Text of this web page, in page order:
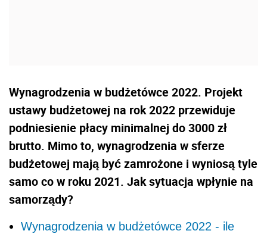
Wynagrodzenia w budżetówce 2022. Projekt
ustawy budżetowej na rok 2022 przewiduje
podniesienie płacy minimalnej do 3000 zł
brutto. Mimo to, wynagrodzenia w sferze
budżetowej mają być zamrożone i wyniosą tyle
samo co w roku 2021. Jak sytuacja wpłynie na
samorządy?
Wynagrodzenia w budżetówce 2022 - ile